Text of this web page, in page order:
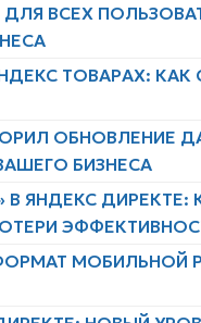
ВСЕХ
ТОВАРАХ:
ОБНОВЛЕНИЕ
БИЗНЕСА
ЯНДЕКС ДИРЕКТЕ:
ФОРМАТ